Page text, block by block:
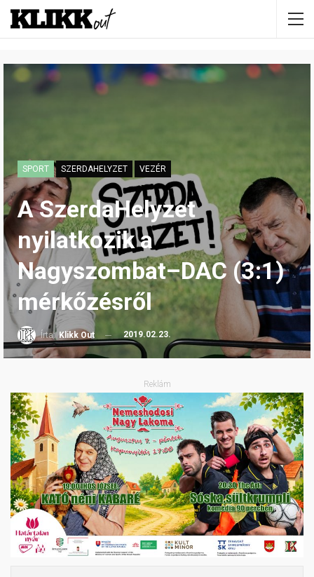
SPORT SZERDAHELYZET VEZÉR
A SzerdaHelyzet
nyilatkozik a
Nagyszombat–DAC (3:1)
mérkőzésről
Írta: Klikk Out 2019.02.23.
Reklám